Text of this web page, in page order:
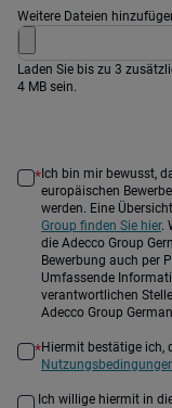
Weitere Dateien
Laden Sie bis zu 3
4 MB sein.
*
europäischen
werden. Eine
Group finden Sie hier.
die Adecco Group
Bewerbung auch per
Umfassende
verantwortlichen
Adecco Group
*
Hiermit bestätige